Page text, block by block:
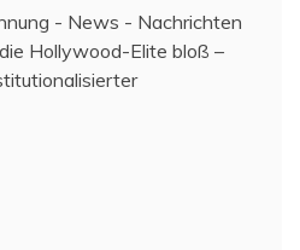
- News - Nachrichten
Hollywood-Elite bloß –